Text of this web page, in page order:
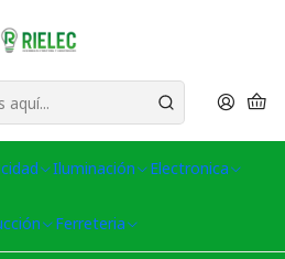
Iluminación Electronica
Ferreteria